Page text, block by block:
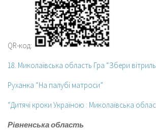
QR-код:
18. Миколаївська область Гра “Збери
Руханка “На палубі матроси”
“Дитячі кроки Україною : Миколаївська
Рівненська область